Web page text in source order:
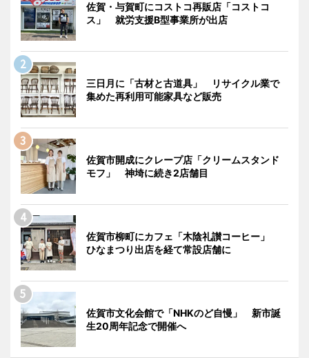
佐賀・与賀町にコストコ再販店「コストコ
ス」 就労支援B型事業所が出店
三日月に「古材と古道具」 リサイクル業で
集めた再利用可能家具など販売
佐賀市開成にクレープ店「クリームスタンド
モフ」 神埼に続き2店舗目
佐賀市柳町にカフェ「木陰礼讃コーヒー」
ひなまつり出店を経て常設店舗に
佐賀市文化会館で「NHKのど自慢」 新市誕
生20周年記念で開催へ